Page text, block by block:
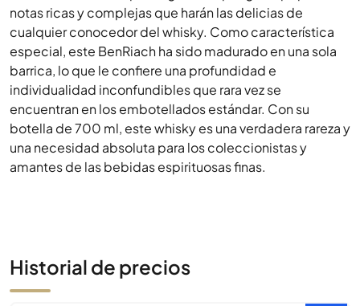
notas ricas y complejas que harán las delicias de
cualquier conocedor del whisky. Como característica
especial, este BenRiach ha sido madurado en una sola
barrica, lo que le confiere una profundidad e
individualidad inconfundibles que rara vez se
encuentran en los embotellados estándar. Con su
botella de 700 ml, este whisky es una verdadera rareza y
una necesidad absoluta para los coleccionistas y
amantes de las bebidas espirituosas finas.
Historial de precios